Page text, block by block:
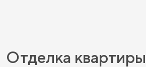
Отделка квартиры